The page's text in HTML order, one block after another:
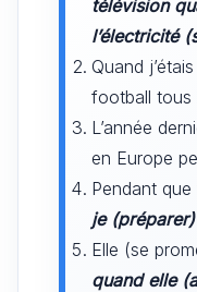
télévision
l’électricité
Quand
football tous
L’année
en Europe
Pendant
je (préparer)
Elle (se
quand elle